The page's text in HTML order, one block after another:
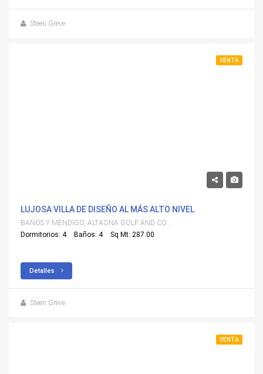
Steen Greve
VENTA
LUJOSA VILLA DE DISEÑO AL MÁS ALTO NIVEL
BAÑOS Y MENDIGO, ALTAONA GOLF AND COUNTRY VILLAGE
Dormitorios: 4
Baños: 4 Sq Mt: 287.00
Detalles
Steen Greve
VENTA